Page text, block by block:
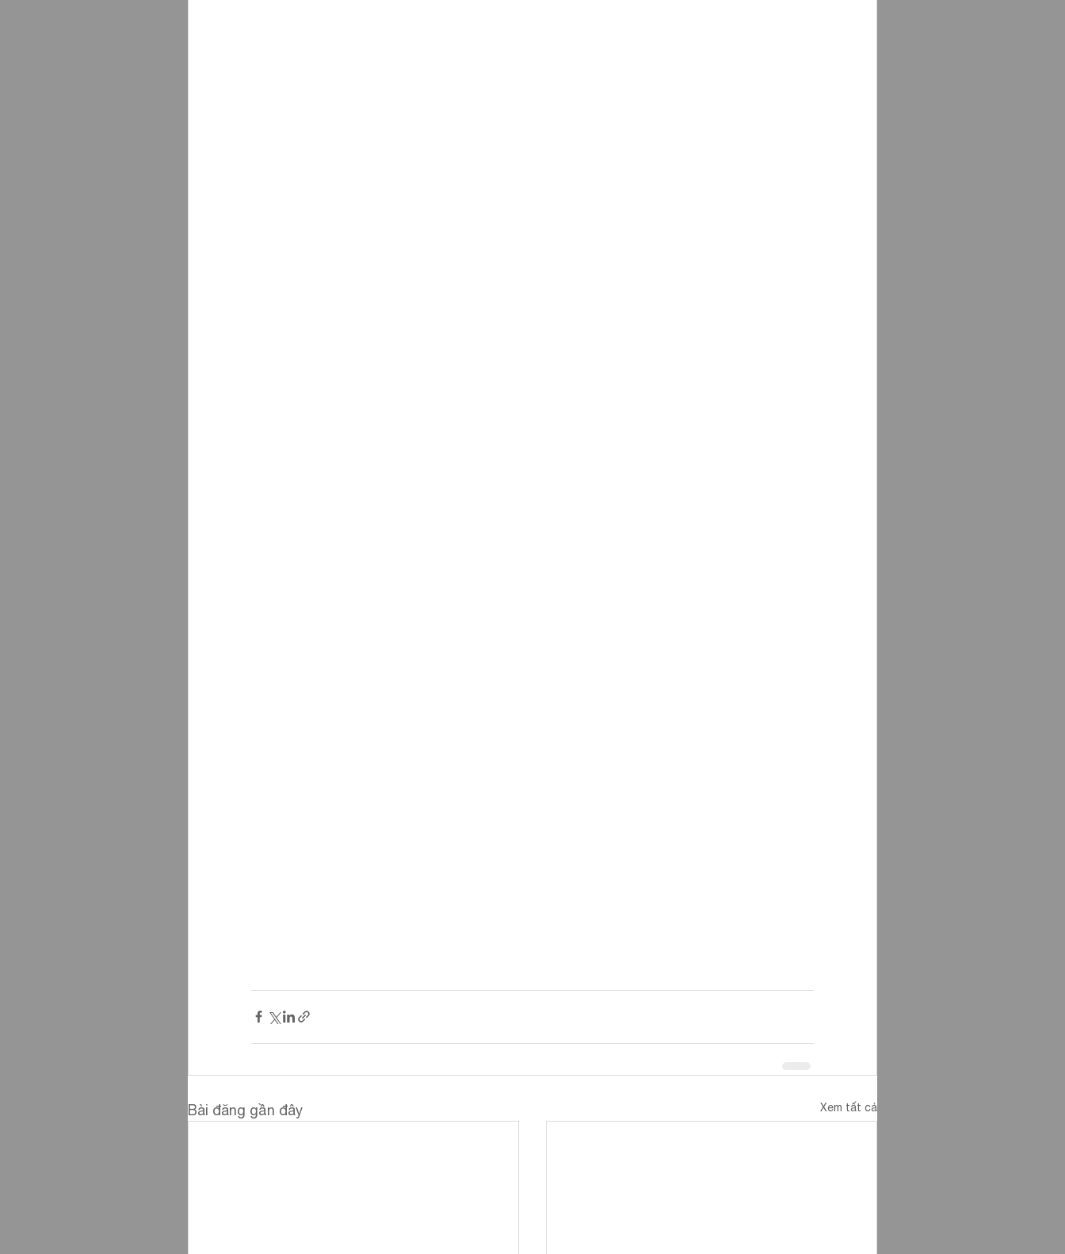
Bài đăng gần đây Xem tất cả